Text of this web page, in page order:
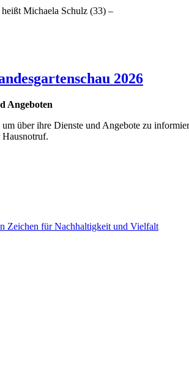
heißt Michaela Schulz (33) –
2026
Angeboten
über ihre Dienste und Angebote zu
Hausnotruf.
Zeichen für Nachhaltigkeit und Vielfalt